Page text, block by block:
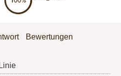
Bewertungen